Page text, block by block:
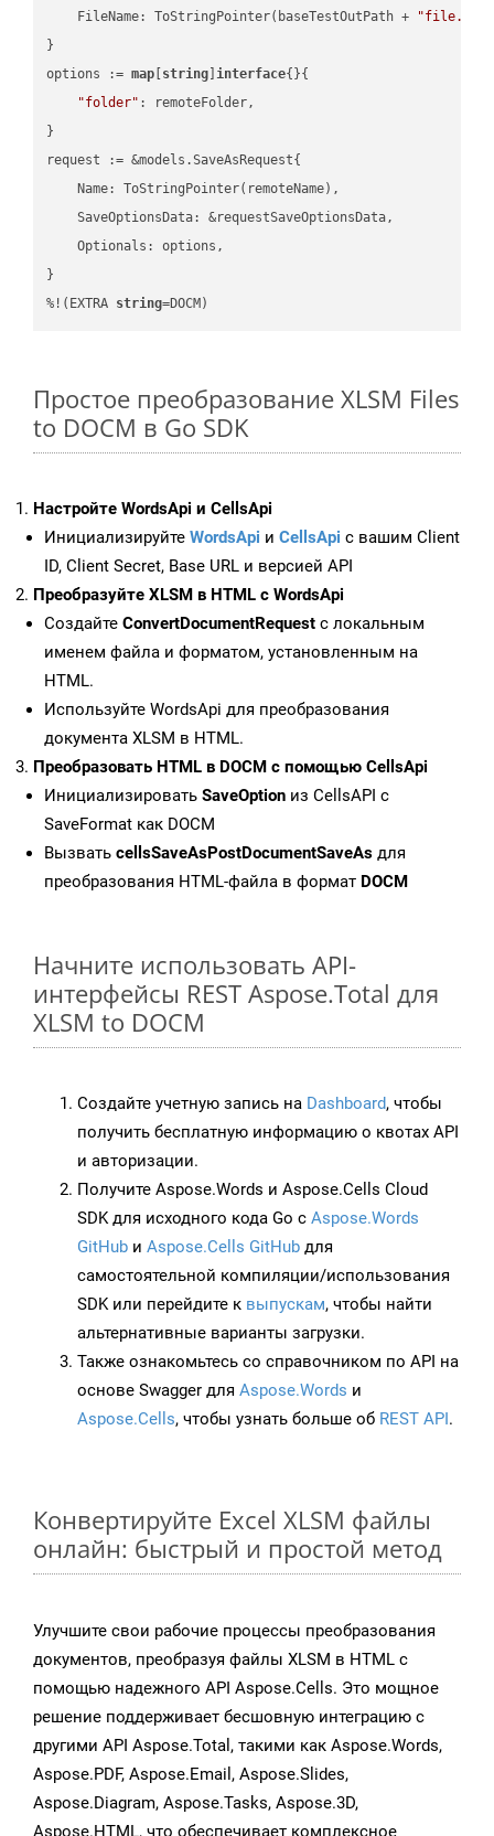
    FileName: ToStringPointer(baseTestOutPath +
}
options := map string ]interface{}{
"folder" : remoteFolder,
}
request := &models.SaveAsRequest{
    Name: ToStringPointer(remoteName),
    SaveOptionsData: &requestSaveOptionsData,
    Optionals: options,
}
%!(EXTRA string=DOCM)
Простое преобразование XLSM Files
to DOCM в Go SDK
Настройте WordsApi и CellsApi
Инициализируйте WordsApi и CellsApi с вашим Client
ID, Client Secret, Base URL и версией API
Преобразуйте XLSM в HTML с WordsApi
Создайте ConvertDocumentRequest с локальным
именем файла и форматом, установленным на
HTML.
Используйте WordsApi для преобразования
документа XLSM в HTML.
Преобразовать HTML в DOCM с помощью CellsApi
Инициализировать SaveOption из CellsAPI с
SaveFormat как DOCM
Вызвать cellsSaveAsPostDocumentSaveAs для
преобразования HTML-файла в формат DOCM
Начните использовать API-
интерфейсы REST Aspose.Total для
XLSM to DOCM
Создайте учетную запись на Dashboard, чтобы
получить бесплатную информацию о квотах API
и авторизации.
Получите Aspose.Words и Aspose.Cells Cloud
SDK для исходного кода Go с Aspose.Words
GitHub и Aspose.Cells GitHub для
самостоятельной компиляции/использования
SDK или перейдите к выпускам, чтобы найти
альтернативные варианты загрузки.
Также ознакомьтесь со справочником по API на
основе Swagger для Aspose.Words и
Aspose.Cells, чтобы узнать больше об REST API.
Конвертируйте Excel XLSM файлы
онлайн: быстрый и простой метод
Улучшите свои рабочие процессы преобразования
документов, преобразуя файлы XLSM в HTML с
помощью надежного API Aspose.Cells. Это мощное
решение поддерживает бесшовную интеграцию с
другими API Aspose.Total, такими как Aspose.Words,
Aspose.PDF, Aspose.Email, Aspose.Slides,
Aspose.Diagram, Aspose.Tasks, Aspose.3D,
Aspose.HTML, что обеспечивает комплексное